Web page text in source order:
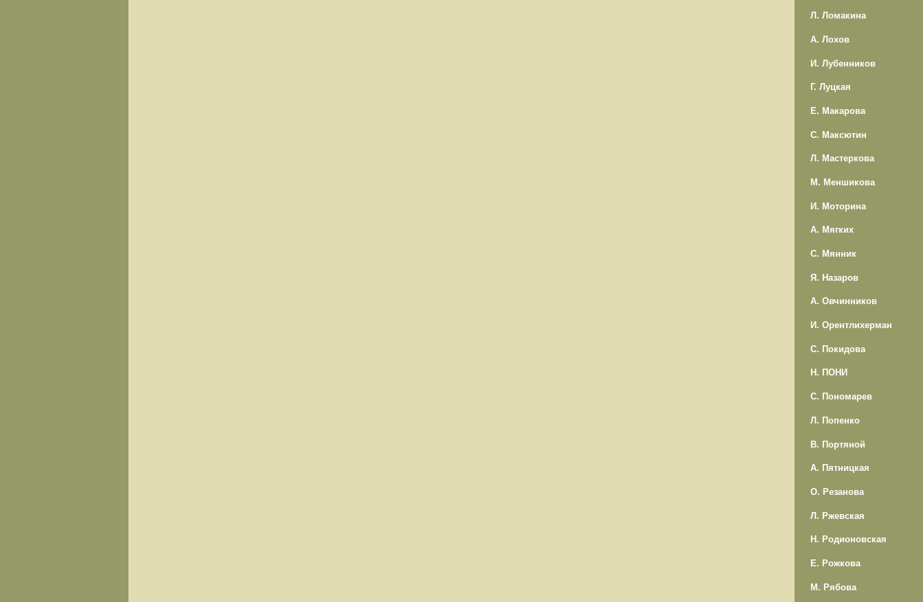
Л. Ломакина
А. Лохов
И. Лубенников
Г. Луцкая
Е. Макарова
С. Максютин
Л. Мастеркова
М. Меншикова
И. Моторина
А. Мягких
С. Мянник
Я. Назаров
А. Овчинников
И. Орентлихерман
С. Покидова
Н. ПОНИ
С. Пономарев
Л. Попенко
В. Портяной
А. Пятницкая
О. Резанова
Л. Ржевская
Н. Родионовская
Е. Рожкова
М. Рябова